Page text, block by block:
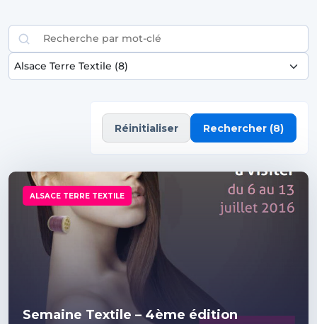
Rechercher
Rechercher (8)
Réinitialiser
ALSACE TERRE TEXTILE
Semaine Textile – 4ème édition